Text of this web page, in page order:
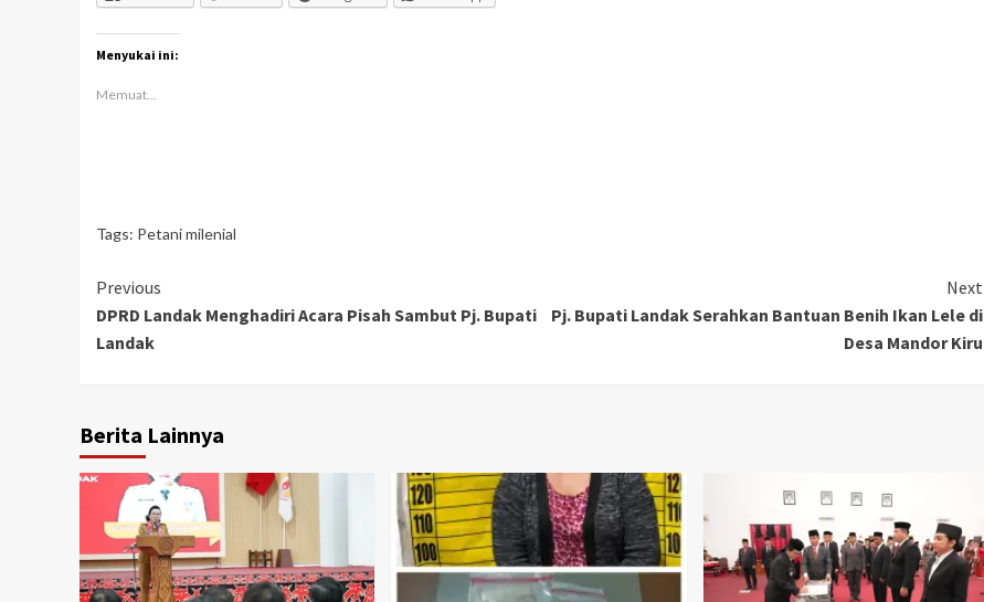
Menyukai ini:
Memuat...
Tags: Petani milenial
Continue
Reading
Previous
DPRD Landak Menghadiri Acara Pisah Sambut Pj. Bupati
Landak
Next
Pj. Bupati Landak Serahkan Bantuan Benih Ikan Lele di
Desa Mandor Kiru
Berita Lainnya